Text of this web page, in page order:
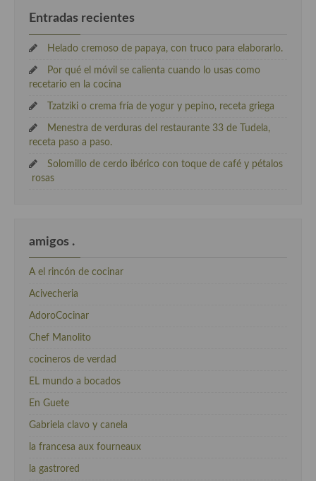
Entradas recientes
Helado cremoso de papaya, con truco para elaborarlo.
Por qué el móvil se calienta cuando lo usas como
recetario en la cocina
Tzatziki o crema fría de yogur y pepino, receta griega
Menestra de verduras del restaurante 33 de Tudela,
receta paso a paso.
Solomillo de cerdo ibérico con toque de café y pétalos
rosas
amigos .
A el rincón de cocinar
Acivecheria
AdoroCocinar
Chef Manolito
cocineros de verdad
EL mundo a bocados
En Guete
Gabriela clavo y canela
la francesa aux fourneaux
la gastrored